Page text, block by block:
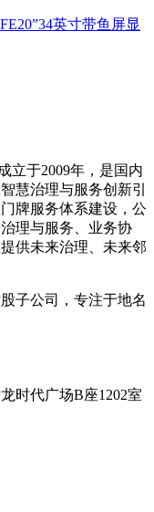
英寸带鱼屏显
立于2009年，是国内
慧治理与服务创新引
牌服务体系建设，公
理与服务、业务协
供未来治理、未来邻
子公司，专注于地名
时代广场B座1202室